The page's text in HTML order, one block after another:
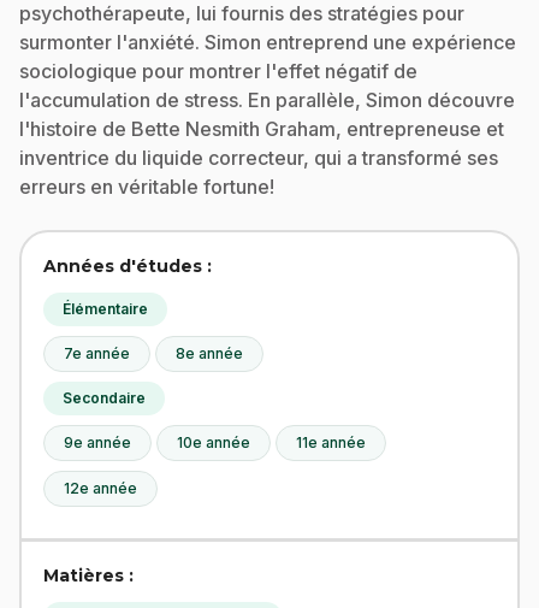
psychothérapeute, lui fournis des stratégies pour
surmonter l'anxiété. Simon entreprend une expérience
sociologique pour montrer l'effet négatif de
l'accumulation de stress. En parallèle, Simon découvre
l'histoire de Bette Nesmith Graham, entrepreneuse et
inventrice du liquide correcteur, qui a transformé ses
erreurs en véritable fortune!
Années d'études :
Élémentaire
7e année 8e année
Secondaire
9e année 10e année 11e année
12e année
Matières :